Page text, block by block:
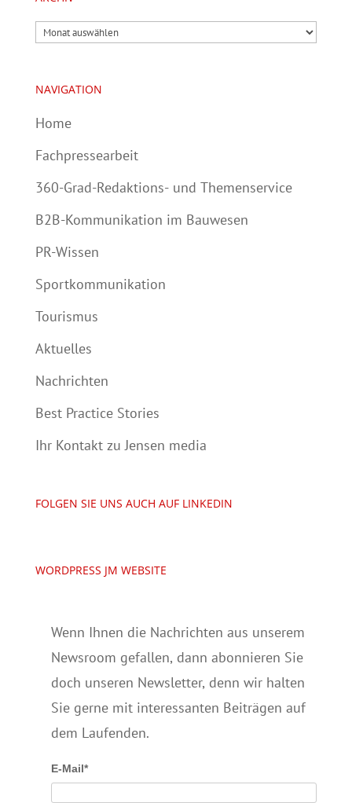
Archiv
NAVIGATION
Home
Fachpressearbeit
360-Grad-Redaktions- und Themenservice
B2B-Kommunikation im Bauwesen
PR-Wissen
Sportkommunikation
Tourismus
Aktuelles
Nachrichten
Best Practice Stories
Ihr Kontakt zu Jensen media
FOLGEN SIE UNS AUCH AUF LINKEDIN
WORDPRESS JM WEBSITE
Wenn Ihnen die Nachrichten aus unserem
Newsroom gefallen, dann abonnieren Sie
doch unseren Newsletter, denn wir halten
Sie gerne mit interessanten Beiträgen auf
dem Laufenden.
E-Mail*